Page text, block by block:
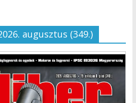
augusztus (349.)